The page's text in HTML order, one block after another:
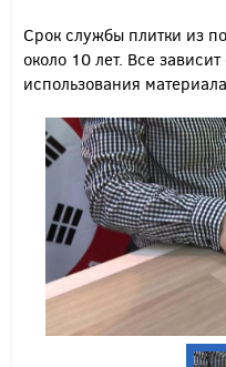
Срок службы плитки из
около 10 лет. Все
использования материала.